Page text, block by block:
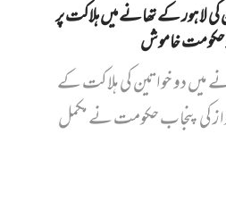
کی لاہور کے تھانے میں‌ ہلاکت پر
حکومت خاموش
دو خواتین کی ہلاکت کے
کی پنجاب حکومت نے مکمل